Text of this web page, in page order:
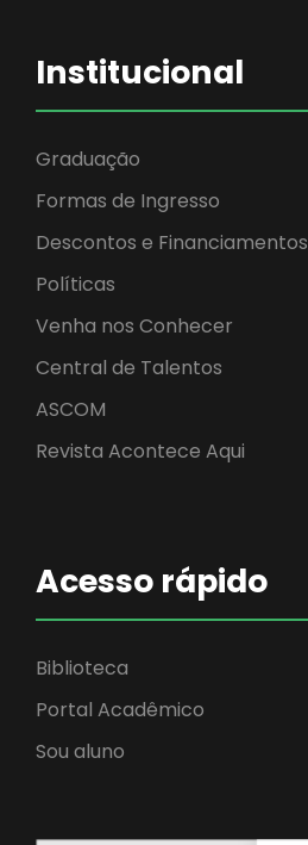
Institucional
Graduação
Formas de Ingresso
Descontos e Financiamentos
Políticas
Venha nos Conhecer
Central de Talentos
ASCOM
Revista Acontece Aqui
Acesso rápido
Biblioteca
Portal Acadêmico
Sou aluno